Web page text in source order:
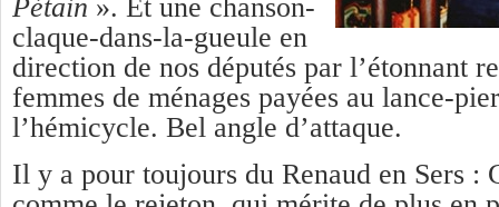
Pétain ». Et une chanson-
claque-dans-la-gueule en
direction de nos députés par l’étonnant
femmes de ménages payées au lance-
l’hémicycle. Bel angle d’attaque.
Il y a pour toujours du Renaud en Sers :